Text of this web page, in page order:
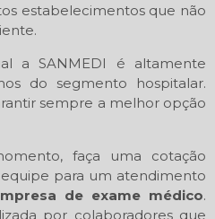
estabelecimentos que não
a SANMEDI é altamente
do segmento hospitalar.
sempre a melhor opção
faça uma cotação
para um atendimento
de exame médico.
por colaboradores que